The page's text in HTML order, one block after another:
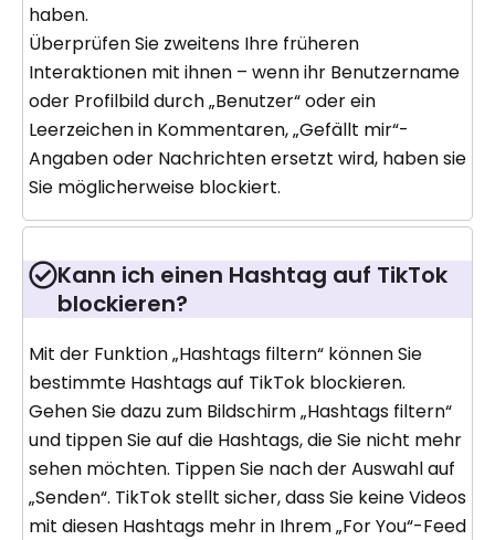
haben.
Überprüfen Sie zweitens Ihre früheren
Interaktionen mit ihnen – wenn ihr Benutzername
oder Profilbild durch „Benutzer“ oder ein
Leerzeichen in Kommentaren, „Gefällt mir“-
Angaben oder Nachrichten ersetzt wird, haben sie
Sie möglicherweise blockiert.
Kann ich einen Hashtag auf TikTok
blockieren?
Mit der Funktion „Hashtags filtern“ können Sie
bestimmte Hashtags auf TikTok blockieren.
Gehen Sie dazu zum Bildschirm „Hashtags filtern“
und tippen Sie auf die Hashtags, die Sie nicht mehr
sehen möchten. Tippen Sie nach der Auswahl auf
„Senden“. TikTok stellt sicher, dass Sie keine Videos
mit diesen Hashtags mehr in Ihrem „For You“-Feed